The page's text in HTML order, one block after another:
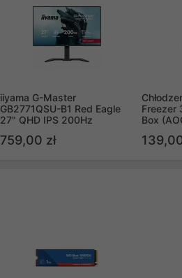
iiyama G-Master
GB2771QSU-B1 Red Eagle
27" QHD IPS 200Hz
759,00 zł
Freezer
Box